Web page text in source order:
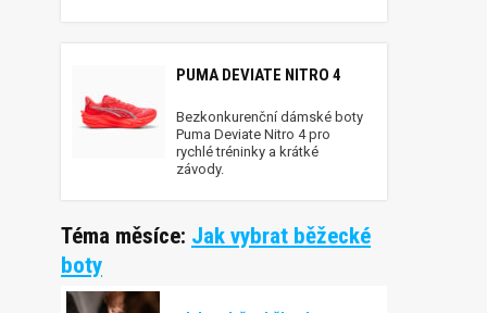
PUMA DEVIATE NITRO 4
Bezkonkurenční dámské boty
Puma Deviate Nitro 4 pro
rychlé tréninky a krátké
závody.
Téma měsíce: Jak vybrat běžecké
boty